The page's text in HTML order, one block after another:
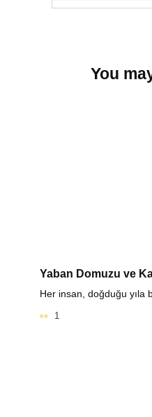
You
Yaban Domuzu ve
Her insan, doğduğu yıla
1